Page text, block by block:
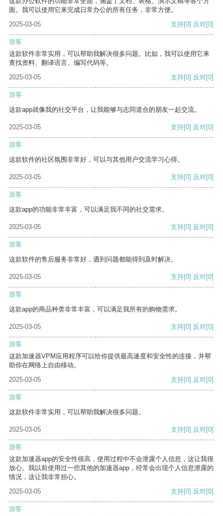
面。我可以使用它来完成日常办公的所有任务，非常方便。
2025-03-05
支持[0] 反对[0]
游客
这款软件非常实用，可以帮助我解决很多问题。比如，我可以使用它来
查找资料、翻译语言、编写代码等。
2025-03-05
支持[0] 反对[0]
游客
这款app就像我的社交平台，让我能够与志同道合的朋友一起交流。
2025-03-05 支持[0] 反对[0]
游客
这款软件的社区氛围非常好，可以与其他用户交流学习心得。
2025-03-05 支持[0] 反对[0]
游客
这款app的功能非常丰富，可以满足我不同的社交需求。
2025-03-05 支持[0] 反对[0]
游客
这款软件的售后服务非常好，遇到问题都能得到及时解决。
2025-03-05 支持[0] 反对[0]
游客
这款app的商品种类非常丰富，可以满足我所有的购物需求。
2025-03-05 支持[0] 反对[0]
游客
这款加速器VPM应用程序可以给你提供最高速度和安全性的连接，并帮
助你在网络上自由移动。
2025-03-05
支持[0] 反对[0]
游客
这款软件非常实用，可以帮助我解决很多问题。
2025-03-05 支持[0] 反对[0]
游客
这款加速器app的安全性很高，使用过程中不会泄露个人信息，这让我很
放心。我以前使用过一些其他的加速器app，经常会出现个人信息泄露的
情况，这让我非常担心。
2025-03-05
支持[0] 反对[0]
游客